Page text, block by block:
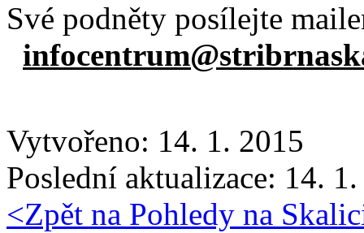
Své podněty posílejte
Vytvořeno: 14. 1. 2015
Poslední aktualizace: 14.
<Zpět na Pohledy na